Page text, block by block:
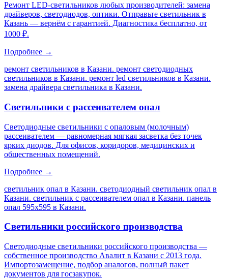
Ремонт LED-светильников любых производителей: замена
драйверов, светодиодов, оптики. Отправьте светильник в
Казань — вернём с гарантией. Диагностика бесплатно, от
1000 ₽.
Подробнее →
ремонт светильников в Казани. ремонт светодиодных
светильников в Казани. ремонт led светильников в Казани.
замена драйвера светильника в Казани.
Светильники с рассеивателем опал
Светодиодные светильники с опаловым (молочным)
рассеивателем — равномерная мягкая засветка без точек
ярких диодов. Для офисов, коридоров, медицинских и
общественных помещений.
Подробнее →
светильник опал в Казани. светодиодный светильник опал в
Казани. светильник с рассеивателем опал в Казани. панель
опал 595х595 в Казани.
Светильники российского производства
Светодиодные светильники российского производства —
собственное производство Авалит в Казани с 2013 года.
Импортозамещение, подбор аналогов, полный пакет
документов для госзакупок.